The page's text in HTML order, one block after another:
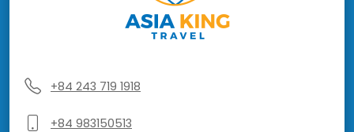
+84 243 719 1918
+84 983150513